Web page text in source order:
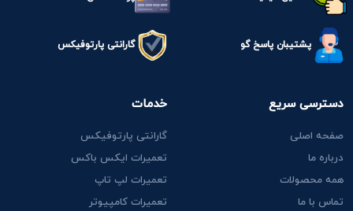
پشتیبان پاسخ گو گارانتی پارتوفیکس
دسترسی سریع
صفحه اصلی
درباره ما
همه محصولات
تماس با ما
خدمات
گارانتی پارتوفیکس
تعمیرات ایکس باکس
تعمیرات لپ تاپ
تعمیرات کامپیوتر